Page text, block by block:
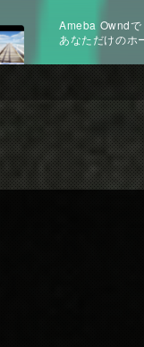
Ameba Owndで
あなただけのホ